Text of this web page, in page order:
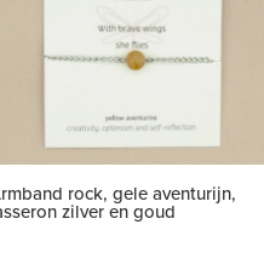
rock, gele aventurijn,
zilver en goud